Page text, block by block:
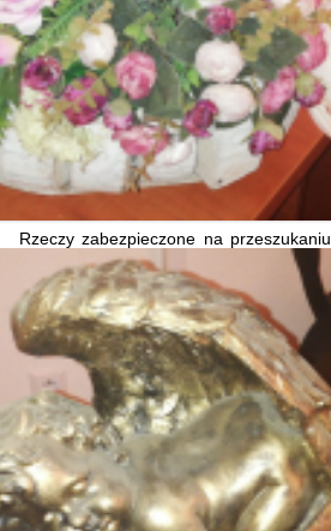
Rzeczy zabezpieczone na przeszukaniu